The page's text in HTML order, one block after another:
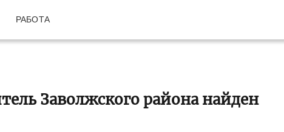
РАБОТА
Заволжского района найден